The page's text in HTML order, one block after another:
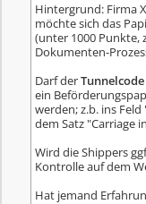
Hintergrund: Firma
möchte sich das
(unter 1000 Punkte,
Dokumenten-
Darf derTunnelcode
ein
werden; z.b. ins
dem Satz "Carriage
Wird die Shippers
Kontrolle auf dem
Hat jemand